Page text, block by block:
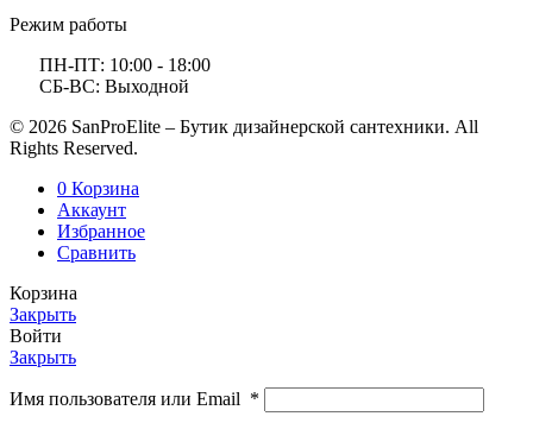
Режим работы
ПН-ПТ: 10:00 - 18:00
СБ-ВС: Выходной
© 2026 SanProElite – Бутик дизайнерской сантехники. All
Rights Reserved.
0 Корзина
Аккаунт
Избранное
Сравнить
Корзина
Закрыть
Войти
Закрыть
Имя пользователя или Email *